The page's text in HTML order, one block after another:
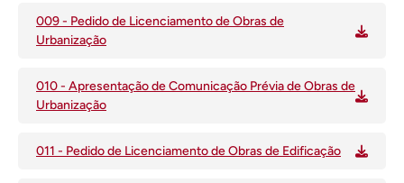
009 - Pedido de Licenciamento de Obras de
Urbanização
010 - Apresentação de Comunicação Prévia de Obras de
Urbanização
011 - Pedido de Licenciamento de Obras de Edificação